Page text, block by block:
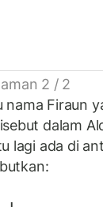
2 / 2
nama Firaun
dalam
lagi ada di